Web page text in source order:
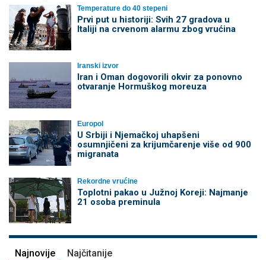
Temperature do 40 stepeni
Prvi put u historiji: Svih 27 gradova u
Italiji na crvenom alarmu zbog vrućina
Iranski izvor
Iran i Oman dogovorili okvir za ponovno
otvaranje Hormuškog moreuza
Europol
U Srbiji i Njemačkoj uhapšeni
osumnjičeni za krijumčarenje više od 900
migranata
Rekordne vrućine
Toplotni pakao u Južnoj Koreji: Najmanje
21 osoba preminula
Najnovije Najčitanije